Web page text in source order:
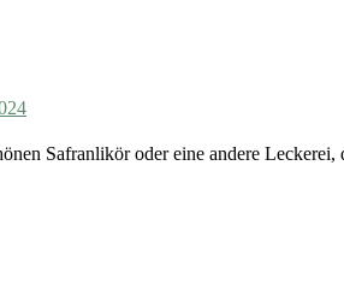
Safranlikör oder eine andere Leckerei,